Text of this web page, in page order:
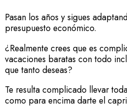
Pasan los años y sigues
presupuesto económico.
¿Realmente crees que es
vacaciones baratas con todo
que tanto deseas?
Te resulta complicado llevar
como para encima darte el